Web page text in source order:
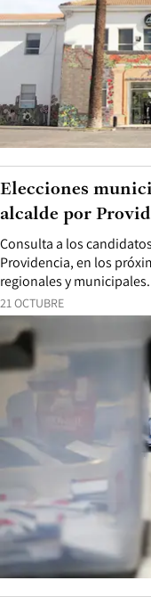
21 OCTUBRE
Consulta a los
Providencia, en los
regionales y municipales.
Elecciones
alcalde por